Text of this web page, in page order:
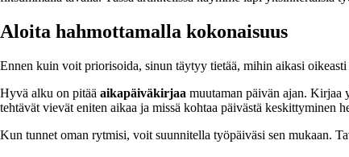
Aloita hahmottamalla kokonaisuus
Ennen kuin voit priorisoida, sinun täytyy tietää, mihin aikasi
Hyvä alku on pitää aikapäiväkirjaa muutaman päivän ajan. Kirjaa
tehtävät vievät eniten aikaa ja missä kohtaa päivästä keskittyminen
Kun tunnet oman rytmisi, voit suunnitella työpäiväsi sen mukaan.